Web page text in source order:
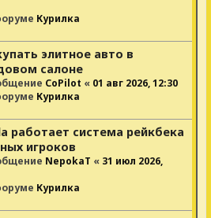
Курилка
элитное авто в
салоне
CoPilot « 01 авг 2026, 12:30
Курилка
работает система рейкбека
игроков
NepokaT « 31 июл 2026,
Курилка